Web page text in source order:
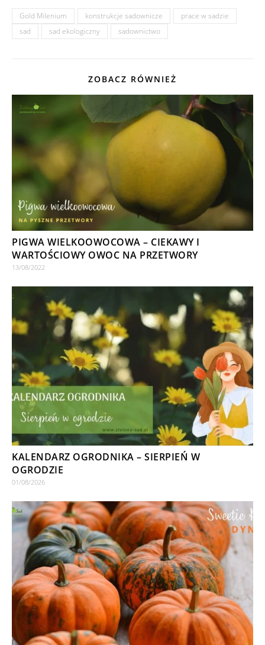
Gold Milenium konstrukcje sadownicze
prace w sadzie
sad
sad ekologiczny sadownictwo
ZOBACZ RÓWNIEŻ
PIGWA WIELKOOWOCOWA – CIEKAWY I
WARTOŚCIOWY OWOC NA PRZETWORY
13/08/2022
KALENDARZ OGRODNIKA – SIERPIEŃ W
OGRODZIE
01/08/2026